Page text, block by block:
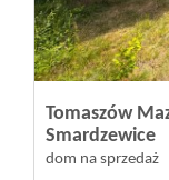
Tomaszów
Smardzewice
dom na sprzedaż